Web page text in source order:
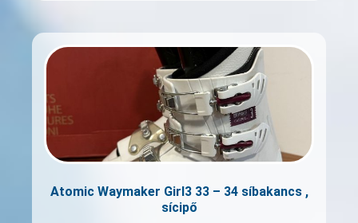
Atomic Waymaker Girl3 33 – 34 síbakancs ,
sícipő